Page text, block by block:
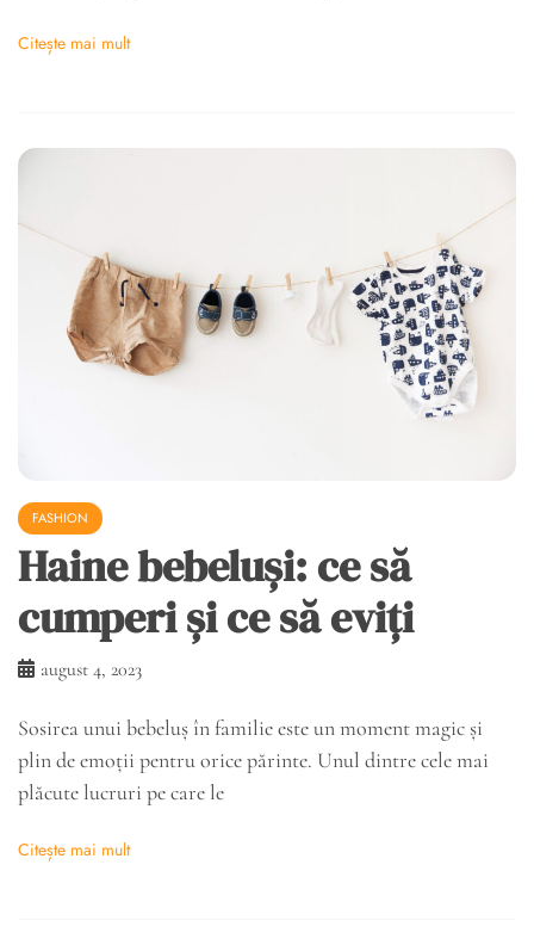
Citește mai mult
FASHION
Haine bebeluși: ce să
cumperi și ce să eviți
august 4, 2023
Sosirea unui bebeluș în familie este un moment magic și
plin de emoții pentru orice părinte. Unul dintre cele mai
plăcute lucruri pe care le
Citește mai mult